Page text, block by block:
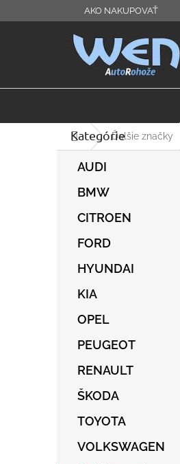
AKO NAKUPOVAŤ
DomovĎalšie značky
Preskočiť
kategórie
Kategórie
AUDI
BMW
CITROEN
FORD
HYUNDAI
KIA
OPEL
PEUGEOT
RENAULT
ŠKODA
TOYOTA
VOLKSWAGEN